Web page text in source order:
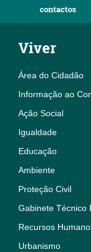
contactos
Viver
Área do Cidadão
Informação ao
Ação Social
Igualdade
Educação
Ambiente
Proteção Civil
Gabinete Técnico
Recursos
Urbanismo